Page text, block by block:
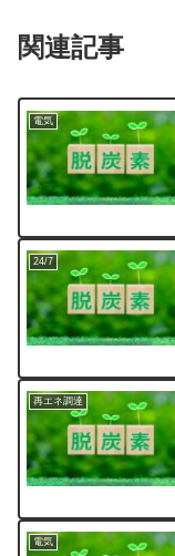
関連記事
電気
24/7
再エネ調達
電気